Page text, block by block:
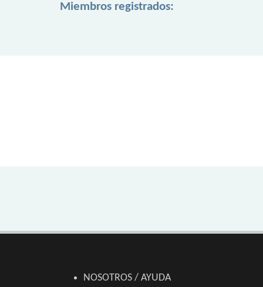
Miembros registrados:
NOSOTROS / AYUDA